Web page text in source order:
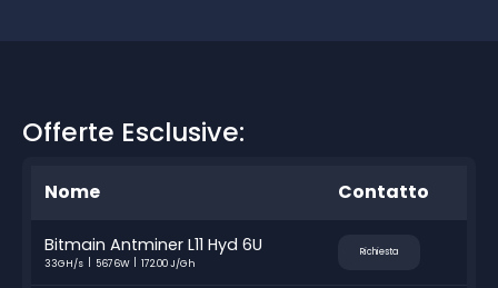
Offerte Esclusive:
Nome Contatto
Bitmain Antminer L11 Hyd 6U
33GH/s 5676W 172.00 J/Gh
Richiesta